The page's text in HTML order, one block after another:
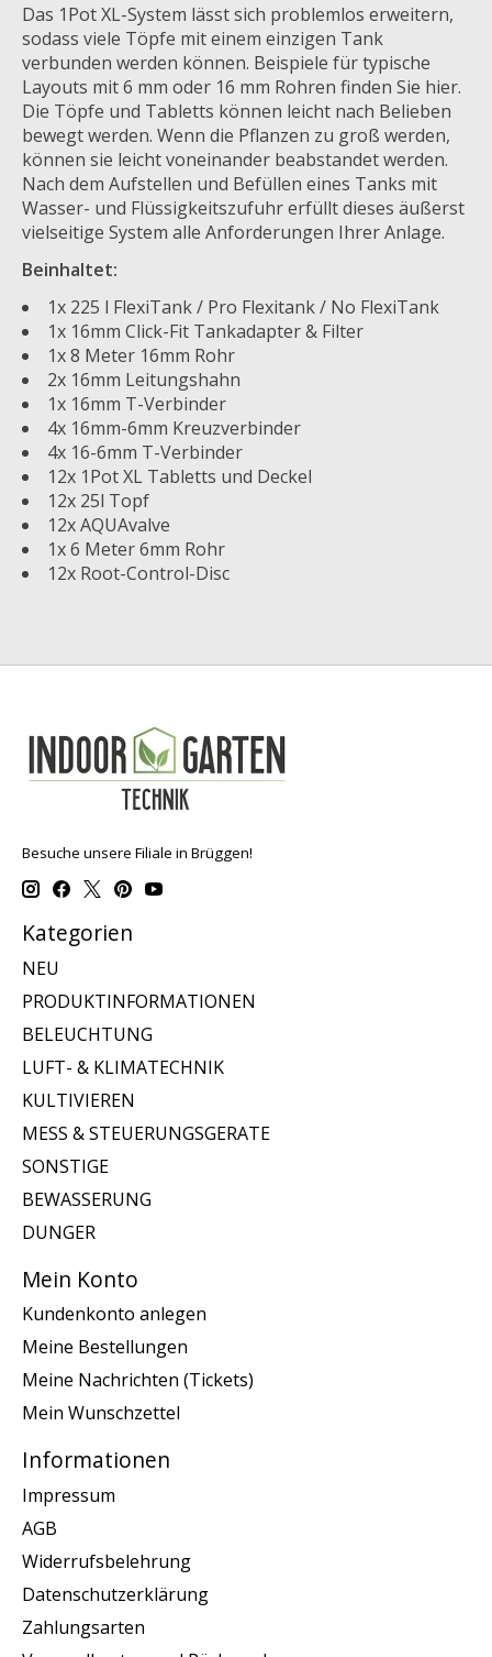
Das 1Pot XL-System lässt sich problemlos erweitern,
sodass viele Töpfe mit einem einzigen Tank
verbunden werden können. Beispiele für typische
Layouts mit 6 mm oder 16 mm Rohren finden Sie hier.
Die Töpfe und Tabletts können leicht nach Belieben
bewegt werden. Wenn die Pflanzen zu groß werden,
können sie leicht voneinander beabstandet werden.
Nach dem Aufstellen und Befüllen eines Tanks mit
Wasser- und Flüssigkeitszufuhr erfüllt dieses äußerst
vielseitige System alle Anforderungen Ihrer Anlage.
Beinhaltet:
1x 225 l FlexiTank / Pro Flexitank / No FlexiTank
1x 16mm Click-Fit Tankadapter & Filter
1x 8 Meter 16mm Rohr
2x 16mm Leitungshahn
1x 16mm T-Verbinder
4x 16mm-6mm Kreuzverbinder
4x 16-6mm T-Verbinder
12x 1Pot XL Tabletts und Deckel
12x 25l Topf
12x AQUAvalve
1x 6 Meter 6mm Rohr
12x Root-Control-Disc
Besuche unsere Filiale in Brüggen!
Kategorien
NEU
PRODUKTINFORMATIONEN
BELEUCHTUNG
LUFT- & KLIMATECHNIK
KULTIVIEREN
MESS & STEUERUNGSGERATE
SONSTIGE
BEWASSERUNG
DUNGER
Mein Konto
Kundenkonto anlegen
Meine Bestellungen
Meine Nachrichten (Tickets)
Mein Wunschzettel
Informationen
Impressum
AGB
Widerrufsbelehrung
Datenschutzerklärung
Zahlungsarten